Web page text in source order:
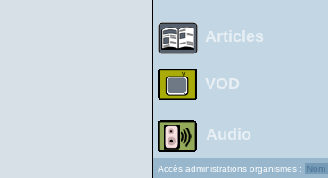
Articles
VOD
Audio
Accès administrations organismes :